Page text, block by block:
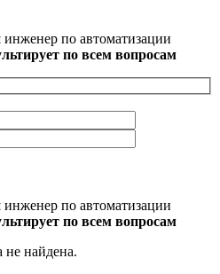
по автоматизации
по всем вопросам
по автоматизации
по всем вопросам
не найдена.